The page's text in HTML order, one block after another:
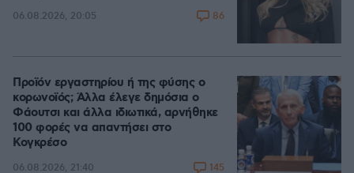
06.08.2026, 20:05 86
Προϊόν εργαστηρίου ή της φύσης ο
κορωνοϊός; Άλλα έλεγε δημόσια ο
Φάουτσι και άλλα ιδιωτικά, αρνήθηκε
100 φορές να απαντήσει στο
Κογκρέσο
06.08.2026, 21:40 145